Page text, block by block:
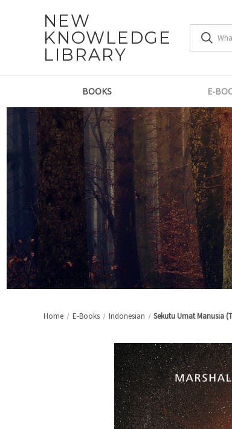
NEW
KNOWLEDGE
LIBRARY
BOOKS E-
Home E-Books Indonesian Sekutu Umat Manusia